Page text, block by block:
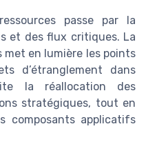
passe par la
et des flux critiques. La
en lumière les points
d’étranglement dans
la réallocation des
stratégiques, tout en
composants applicatifs